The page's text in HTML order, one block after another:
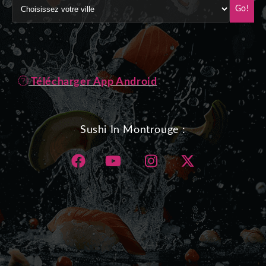
Go!
Télécharger App Android
Sushi In Montrouge :